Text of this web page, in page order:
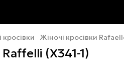
кросівки Жіночі кросівки
(X341-1)